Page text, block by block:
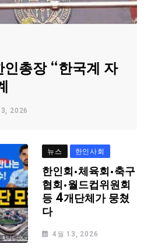
인총장 “한국계 자
2026
뉴스 한인사회
한인회·체육회·축구
협회·월드컵위원회
등 4개단체가 뭉쳤
다
4월 13, 2026